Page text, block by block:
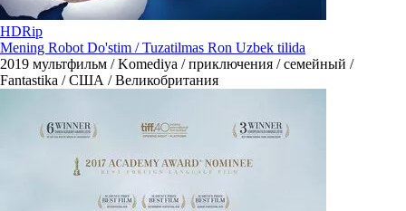
HDRip
Mening Robot Do'stim / Tuzatilmas Ron Uzbek tilida
2019 мультфильм / Komediya / приключения / семейный /
Fantastika / США / Великобритания